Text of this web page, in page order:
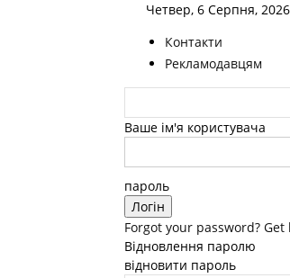
Четвер, 6 Серпня, 2026
Контакти
Рекламодавцям
Ваше ім'я користувача
пароль
Forgot your password? Get
Відновлення паролю
відновити пароль